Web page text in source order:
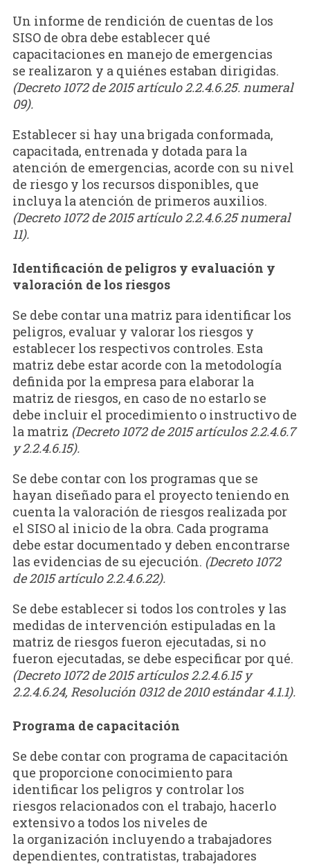
Un informe de rendición de cuentas de los
SISO de obra debe establecer qué
capacitaciones en manejo de emergencias
se realizaron y a quiénes estaban dirigidas.
(Decreto 1072 de 2015 artículo 2.2.4.6.25. numeral
09).
Establecer si hay una brigada conformada,
capacitada, entrenada y dotada para la
atención de emergencias, acorde con su nivel
de riesgo y los recursos disponibles, que
incluya la atención de primeros auxilios.
(Decreto 1072 de 2015 artículo 2.2.4.6.25 numeral
11).
Identificación de peligros y evaluación y
valoración de los riesgos
Se debe contar una matriz para identificar los
peligros, evaluar y valorar los riesgos y
establecer los respectivos controles. Esta
matriz debe estar acorde con la metodología
definida por la empresa para elaborar la
matriz de riesgos, en caso de no estarlo se
debe incluir el procedimiento o instructivo de
la matriz (Decreto 1072 de 2015 artículos 2.2.4.6.7
y 2.2.4.6.15).
Se debe contar con los programas que se
hayan diseñado para el proyecto teniendo en
cuenta la valoración de riesgos realizada por
el SISO al inicio de la obra. Cada programa
debe estar documentado y deben encontrarse
las evidencias de su ejecución. (Decreto 1072
de 2015 artículo 2.2.4.6.22).
Se debe establecer si todos los controles y las
medidas de intervención estipuladas en la
matriz de riesgos fueron ejecutadas, si no
fueron ejecutadas, se debe especificar por qué.
(Decreto 1072 de 2015 artículos 2.2.4.6.15 y
2.2.4.6.24, Resolución 0312 de 2010 estándar 4.1.1).
Programa de capacitación
Se debe contar con programa de capacitación
que proporcione conocimiento para
identificar los peligros y controlar los
riesgos relacionados con el trabajo, hacerlo
extensivo a todos los niveles de
la organización incluyendo a trabajadores
dependientes, contratistas, trabajadores